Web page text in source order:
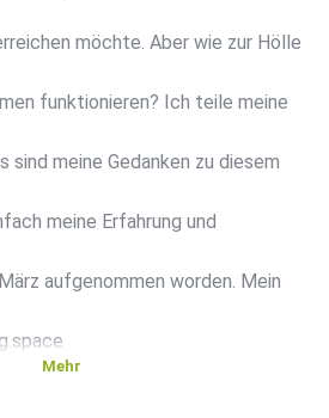
möchte. Aber wie zur Hölle
funktionieren? Ich teile meine
sind meine Gedanken zu diesem
meine Erfahrung und
aufgenommen worden. Mein
Mehr